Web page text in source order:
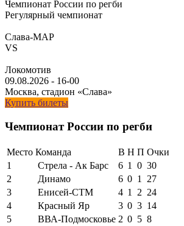
Чемпионат России по регби
Регулярный чемпионат
Слава-МАР
VS
Локомотив
09.08.2026 - 16-00
Москва, стадион «Слава»
Купить билеты
Чемпионат России по регби
Место Команда В Н П Очки
1
Стрела - Ак Барс 6 1 0 30
2
Динамо 6 0 1
27
3
Енисей-СТМ 4 1 2 24
4
Красный Яр 3 0 3 14
5
ВВА-Подмосковье 2 0 5 8